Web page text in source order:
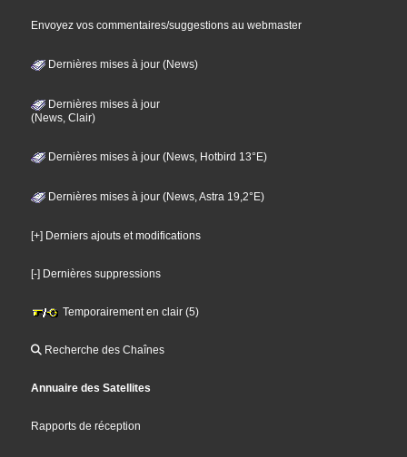
Envoyez vos commentaires/suggestions au webmaster
Dernières mises à jour (News)
Dernières mises à jour
(News, Clair)
Dernières mises à jour (News, Hotbird 13°E)
Dernières mises à jour (News, Astra 19,2°E)
[+] Derniers ajouts et modifications
[-] Dernières suppressions
Temporairement en clair (5)
Recherche des Chaînes
Annuaire des Satellites
Rapports de réception